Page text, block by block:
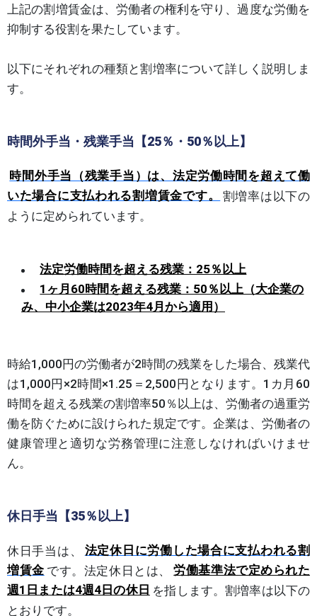
上記の割増賃金は、労働者の権利を守り、過度な労働を
抑制する役割を果たしています。
以下にそれぞれの種類と割増率について詳しく説明しま
す。
時間外手当・残業手当【25％・50％以上】
時間外手当（残業手当）は、法定労働時間を超えて働
いた場合に支払われる割増賃金です。
割増率は以下の
ように定められています。
法定労働時間を超える残業：25％以上
1ヶ月60時間を超える残業：50％以上（大企業の
み、中小企業は2023年4月から適用）
時給1,000円の労働者が2時間の残業をした場合、残業代
は1,000円×2時間×1.25＝2,500円となります。1カ月60
時間を超える残業の割増率50％以上は、労働者の過重労
働を防ぐために設けられた規定です。企業は、労働者の
健康管理と適切な労務管理に注意しなければいけませ
ん。
休日手当【35％以上】
休日手当は、
法定休日に労働した場合に支払われる割
増賃金 です。法定休日とは、
労働基準法で定められた
週1日または4週4日の休日 を指します。割増率は以下の
とおりです。